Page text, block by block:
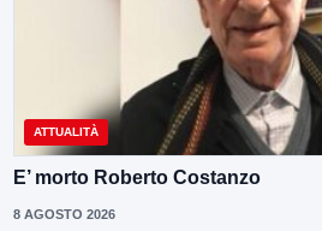
ATTUALITÀ
E’ morto Roberto Costanzo
8 AGOSTO 2026